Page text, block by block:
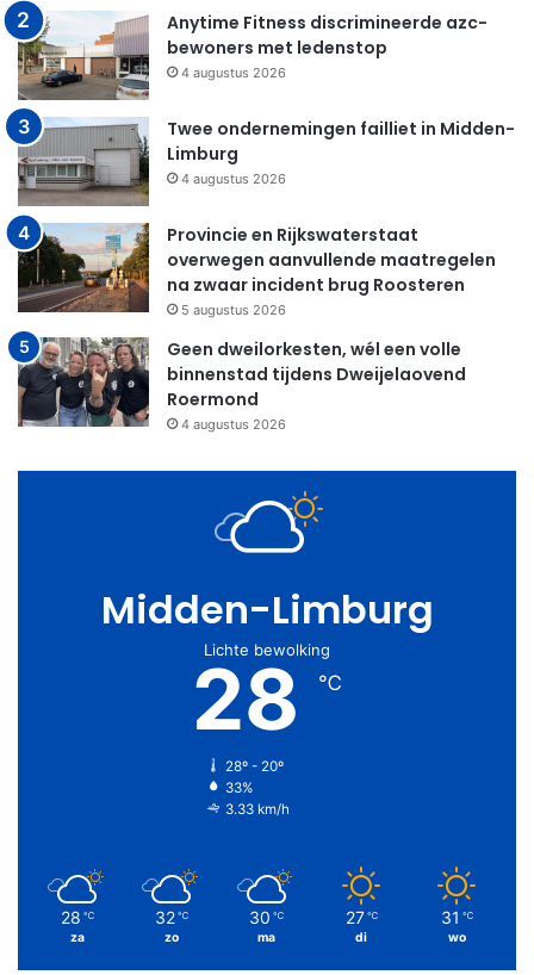
Anytime Fitness discrimineerde azc-
bewoners met ledenstop
4 augustus 2026
Twee ondernemingen failliet in Midden-
Limburg
4 augustus 2026
Provincie en Rijkswaterstaat
overwegen aanvullende maatregelen
na zwaar incident brug Roosteren
5 augustus 2026
Geen dweilorkesten, wél een volle
binnenstad tijdens Dweijelaovend
Roermond
4 augustus 2026
Midden-Limburg
Lichte bewolking
28 ℃
28º - 20º
33%
3.33 km/h
28 ℃
za
32 ℃
zo
30 ℃
ma
27 ℃
di
31 ℃
wo